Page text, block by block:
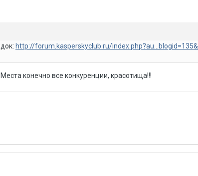
http://forum.kasperskyclub.ru/index.php?au...blogid=135&
конечно все конкуренции, красотища!!!